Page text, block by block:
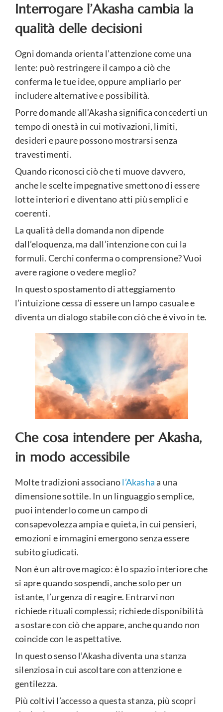
Interrogare l’Akasha cambia la
qualità delle decisioni
Ogni domanda orienta l’attenzione come una
lente: può restringere il campo a ciò che
conferma le tue idee, oppure ampliarlo per
includere alternative e possibilità.
Porre domande all’Akasha significa concederti un
tempo di onestà in cui motivazioni, limiti,
desideri e paure possono mostrarsi senza
travestimenti.
Quando riconosci ciò che ti muove davvero,
anche le scelte impegnative smettono di essere
lotte interiori e diventano atti più semplici e
coerenti.
La qualità della domanda non dipende
dall’eloquenza, ma dall’intenzione con cui la
formuli. Cerchi conferma o comprensione? Vuoi
avere ragione o vedere meglio?
In questo spostamento di atteggiamento
l’intuizione cessa di essere un lampo casuale e
diventa un dialogo stabile con ciò che è vivo in te.
Che cosa intendere per Akasha,
in modo accessibile
Molte tradizioni associanol’Akashaa una
dimensione sottile. In un linguaggio semplice,
puoi intenderlo come un campo di
consapevolezza ampia e quieta, in cui pensieri,
emozioni e immagini emergono senza essere
subito giudicati.
Non è un altrove magico: è lo spazio interiore che
si apre quando sospendi, anche solo per un
istante, l’urgenza di reagire. Entrarvi non
richiede rituali complessi; richiede disponibilità
a sostare con ciò che appare, anche quando non
coincide con le aspettative.
In questo senso l’Akasha diventa una stanza
silenziosa in cui ascoltare con attenzione e
gentilezza.
Più coltivi l’accesso a questa stanza, più scopri